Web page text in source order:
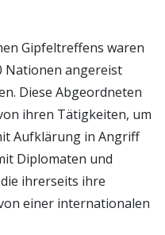
Gipfeltreffens waren
Nationen angereist
Diese Abgeordneten
ihren Tätigkeiten, um
Aufklärung in Angriff
Diplomaten und
ihrerseits ihre
einer internationalen